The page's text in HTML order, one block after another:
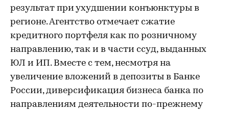
результат при ухудшении конъюнктуры в
регионе. Агентство отмечает сжатие
кредитного портфеля как по розничному
направлению, так и в части ссуд, выданных
ЮЛ и ИП. Вместе с тем, несмотря на
увеличение вложений в депозиты в Банке
России, диверсификация бизнеса банка по
направлениям деятельности по-прежнему